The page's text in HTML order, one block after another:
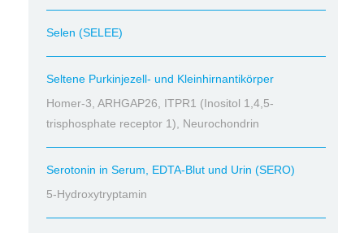
Selen (SELEE)
Seltene Purkinjezell- und Kleinhirnantikörper
Homer-3, ARHGAP26, ITPR1 (Inositol 1,4,5-
trisphosphate receptor 1), Neurochondrin
Serotonin in Serum, EDTA-Blut und Urin (SERO)
5-Hydroxytryptamin